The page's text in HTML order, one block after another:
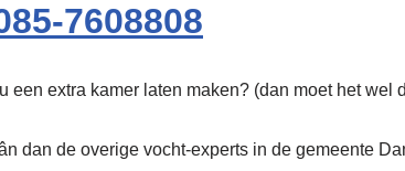
7608808
extra kamer laten maken? (dan moet het wel
dan de overige vocht-experts in de gemeente